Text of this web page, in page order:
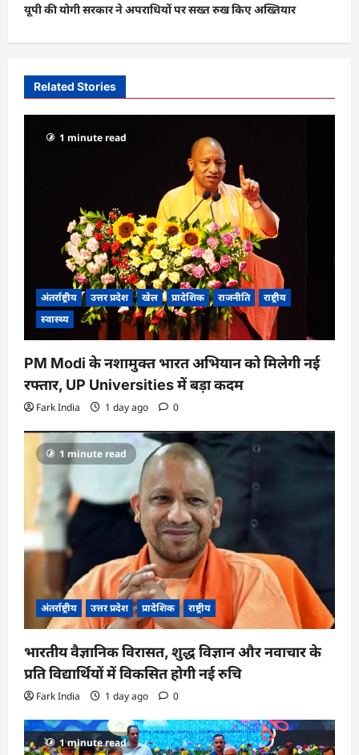
n
a
g
यूपी की योगी सरकार ने अपराधियों पर सख्त रुख किए अख्तियार
Related Stories
1 minute read
अंतर्राष्ट्रीय उत्तर प्रदेश खेल प्रादेशिक राजनीति
राष्ट्रीय
स्वास्थ्य
PM Modi के नशामुक्त भारत अभियान को मिलेगी नई
रफ्तार, UP Universities में बड़ा कदम
Fark India 1 day ago 0
1 minute read
अंतर्राष्ट्रीय उत्तर प्रदेश प्रादेशिक राष्ट्रीय
भारतीय वैज्ञानिक विरासत, शुद्ध विज्ञान और नवाचार के
प्रति विद्यार्थियों में विकसित होगी नई रुचि
Fark India 1 day ago 0
1 minute read